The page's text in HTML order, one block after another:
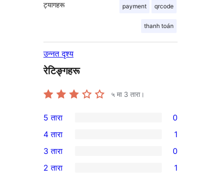
ट्यागहरू payment qrcode
thanh toán
उन्नत दृश्य
रेटिङ्गहरू
५ मा 3 तारा।
0
5-
तारा
समीक्षाहरू
5 तारा 0
4-
तारा
4 तारा 1
0
3-
3 तारा 0
2 तारा 1